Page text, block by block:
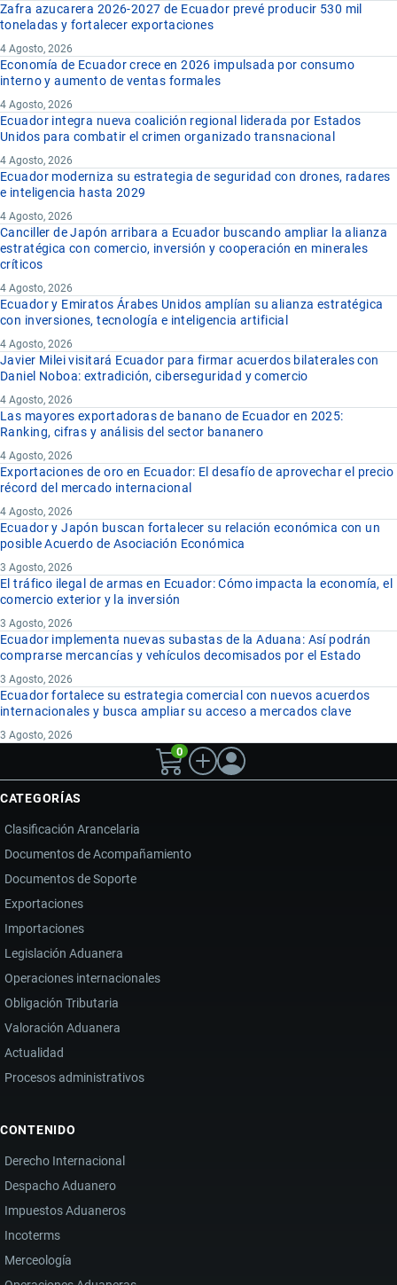
Zafra azucarera 2026-2027 de Ecuador prevé producir 530 mil
toneladas y fortalecer exportaciones
4 Agosto, 2026
Economía de Ecuador crece en 2026 impulsada por consumo
interno y aumento de ventas formales
4 Agosto, 2026
Ecuador integra nueva coalición regional liderada por Estados
Unidos para combatir el crimen organizado transnacional
4 Agosto, 2026
Ecuador moderniza su estrategia de seguridad con drones, radares
e inteligencia hasta 2029
4 Agosto, 2026
Canciller de Japón arribara a Ecuador buscando ampliar la alianza
estratégica con comercio, inversión y cooperación en minerales
críticos
4 Agosto, 2026
Ecuador y Emiratos Árabes Unidos amplían su alianza estratégica
con inversiones, tecnología e inteligencia artificial
4 Agosto, 2026
Javier Milei visitará Ecuador para firmar acuerdos bilaterales con
Daniel Noboa: extradición, ciberseguridad y comercio
4 Agosto, 2026
Las mayores exportadoras de banano de Ecuador en 2025:
Ranking, cifras y análisis del sector bananero
4 Agosto, 2026
Exportaciones de oro en Ecuador: El desafío de aprovechar el precio
récord del mercado internacional
4 Agosto, 2026
Ecuador y Japón buscan fortalecer su relación económica con un
posible Acuerdo de Asociación Económica
3 Agosto, 2026
El tráfico ilegal de armas en Ecuador: Cómo impacta la economía, el
comercio exterior y la inversión
3 Agosto, 2026
Ecuador implementa nuevas subastas de la Aduana: Así podrán
comprarse mercancías y vehículos decomisados por el Estado
3 Agosto, 2026
Ecuador fortalece su estrategia comercial con nuevos acuerdos
internacionales y busca ampliar su acceso a mercados clave
3 Agosto, 2026
0
CATEGORÍAS
Clasificación Arancelaria
Documentos de Acompañamiento
Documentos de Soporte
Exportaciones
Importaciones
Legislación Aduanera
Operaciones internacionales
Obligación Tributaria
Valoración Aduanera
Actualidad
Procesos administrativos
CONTENIDO
Derecho Internacional
Despacho Aduanero
Impuestos Aduaneros
Incoterms
Merceología